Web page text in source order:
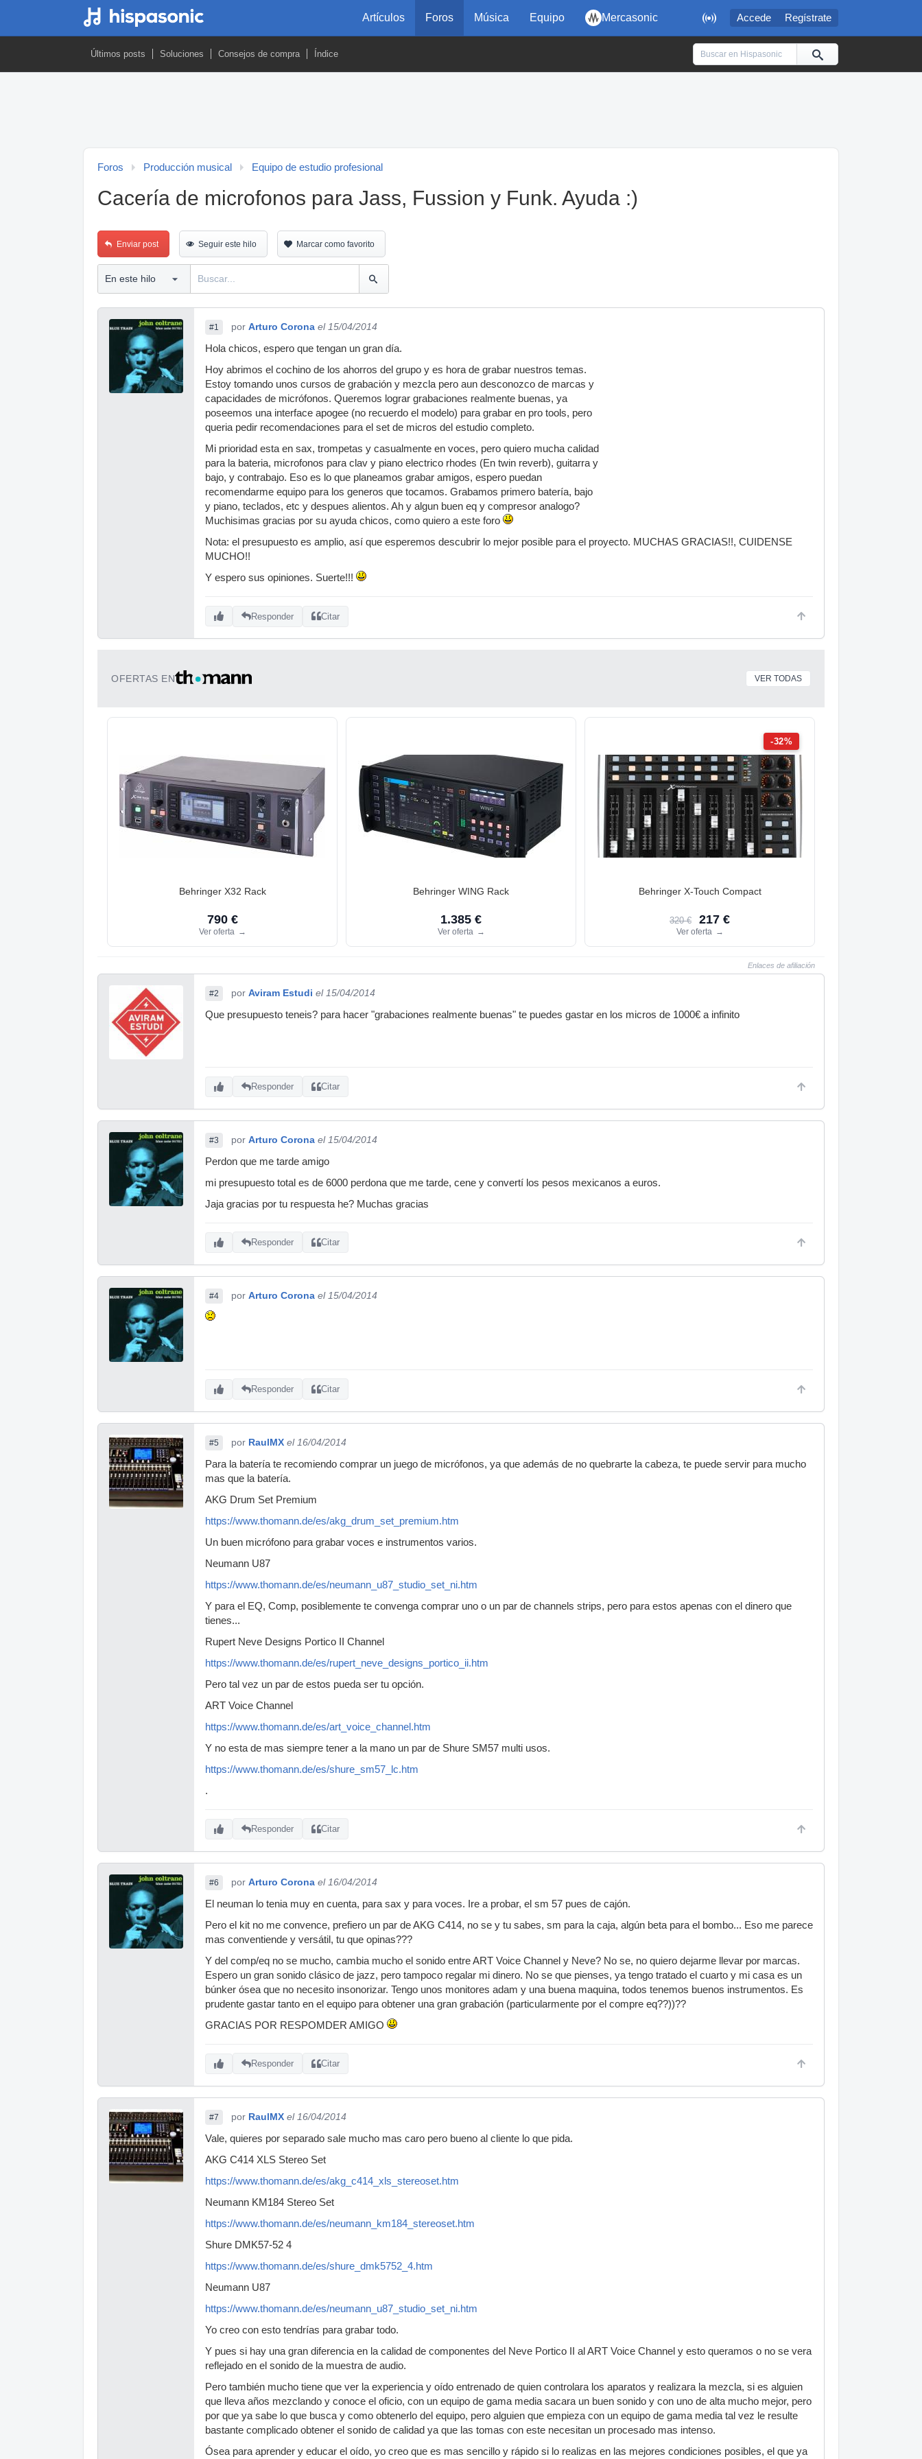
 Accede Regístrate
Artículos Foros Música Equipo Mercasonic
Últimos posts Soluciones Consejos de compra Índice
Foros Producción musical Equipo de estudio profesional
Cacería de microfonos para Jass, Fussion y Funk. Ayuda :)
Enviar post Seguir este hilo Marcar como favorito
#1 por Arturo Corona el 15/04/2014
Hola chicos, espero que tengan un gran día.
Hoy abrimos el cochino de los ahorros del grupo y es hora de grabar nuestros temas.
Estoy tomando unos cursos de grabación y mezcla pero aun desconozco de marcas y
capacidades de micrófonos. Queremos lograr grabaciones realmente buenas, ya
poseemos una interface apogee (no recuerdo el modelo) para grabar en pro tools, pero
queria pedir recomendaciones para el set de micros del estudio completo.
Mi prioridad esta en sax, trompetas y casualmente en voces, pero quiero mucha calidad
para la bateria, microfonos para clav y piano electrico rhodes (En twin reverb), guitarra y
bajo, y contrabajo. Eso es lo que planeamos grabar amigos, espero puedan
recomendarme equipo para los generos que tocamos. Grabamos primero batería, bajo
y piano, teclados, etc y despues alientos. Ah y algun buen eq y compresor analogo?
Muchisimas gracias por su ayuda chicos, como quiero a este foro
Nota: el presupuesto es amplio, así que esperemos descubrir lo mejor posible para el proyecto. MUCHAS GRACIAS!!, CUIDENSE
MUCHO!!
Y espero sus opiniones. Suerte!!!
Responder Citar
OFERTAS EN VER TODAS
Behringer X32 Rack
790 €
Ver oferta →
Behringer WING Rack
1.385 €
Ver oferta →
-32%
Behringer X-Touch Compact
320 € 217 €
Ver oferta →
Enlaces de afiliación
#2 por Aviram Estudi el 15/04/2014
Que presupuesto teneis? para hacer "grabaciones realmente buenas" te puedes gastar en los micros de 1000€ a infinito
Responder Citar
#3 por Arturo Corona el 15/04/2014
Perdon que me tarde amigo
mi presupuesto total es de 6000 perdona que me tarde, cene y convertí los pesos mexicanos a euros.
Jaja gracias por tu respuesta he? Muchas gracias
Responder Citar
#4 por Arturo Corona el 15/04/2014
Responder Citar
#5 por RaulMX el 16/04/2014
Para la batería te recomiendo comprar un juego de micrófonos, ya que además de no quebrarte la cabeza, te puede servir para mucho
mas que la batería.
AKG Drum Set Premium
https://www.thomann.de/es/akg_drum_set_premium.htm
Un buen micrófono para grabar voces e instrumentos varios.
Neumann U87
https://www.thomann.de/es/neumann_u87_studio_set_ni.htm
Y para el EQ, Comp, posiblemente te convenga comprar uno o un par de channels strips, pero para estos apenas con el dinero que
tienes...
Rupert Neve Designs Portico II Channel
https://www.thomann.de/es/rupert_neve_designs_portico_ii.htm
Pero tal vez un par de estos pueda ser tu opción.
ART Voice Channel
https://www.thomann.de/es/art_voice_channel.htm
Y no esta de mas siempre tener a la mano un par de Shure SM57 multi usos.
https://www.thomann.de/es/shure_sm57_lc.htm
.
Responder Citar
#6 por Arturo Corona el 16/04/2014
El neuman lo tenia muy en cuenta, para sax y para voces. Ire a probar, el sm 57 pues de cajón.
Pero el kit no me convence, prefiero un par de AKG C414, no se y tu sabes, sm para la caja, algún beta para el bombo... Eso me parece
mas conventiende y versátil, tu que opinas???
Y del comp/eq no se mucho, cambia mucho el sonido entre ART Voice Channel y Neve? No se, no quiero dejarme llevar por marcas.
Espero un gran sonido clásico de jazz, pero tampoco regalar mi dinero. No se que pienses, ya tengo tratado el cuarto y mi casa es un
búnker ósea que no necesito insonorizar. Tengo unos monitores adam y una buena maquina, todos tenemos buenos instrumentos. Es
prudente gastar tanto en el equipo para obtener una gran grabación (particularmente por el compre eq??))??
GRACIAS POR RESPOMDER AMIGO
Responder Citar
#7 por RaulMX el 16/04/2014
Vale, quieres por separado sale mucho mas caro pero bueno al cliente lo que pida.
AKG C414 XLS Stereo Set
https://www.thomann.de/es/akg_c414_xls_stereoset.htm
Neumann KM184 Stereo Set
https://www.thomann.de/es/neumann_km184_stereoset.htm
Shure DMK57-52 4
https://www.thomann.de/es/shure_dmk5752_4.htm
Neumann U87
https://www.thomann.de/es/neumann_u87_studio_set_ni.htm
Yo creo con esto tendrías para grabar todo.
Y pues si hay una gran diferencia en la calidad de componentes del Neve Portico II al ART Voice Channel y esto queramos o no se vera
reflejado en el sonido de la muestra de audio.
Pero también mucho tiene que ver la experiencia y oído entrenado de quien controlara los aparatos y realizara la mezcla, si es alguien
que lleva años mezclando y conoce el oficio, con un equipo de gama media sacara un buen sonido y con uno de alta mucho mejor, pero
por que ya sabe lo que busca y como obtenerlo del equipo, pero alguien que empieza con un equipo de gama media tal vez le resulte
bastante complicado obtener el sonido de calidad ya que las tomas con este necesitan un procesado mas intenso.
Ósea para aprender y educar el oído, yo creo que es mas sencillo y rápido si lo realizas en las mejores condiciones posibles, el que ya